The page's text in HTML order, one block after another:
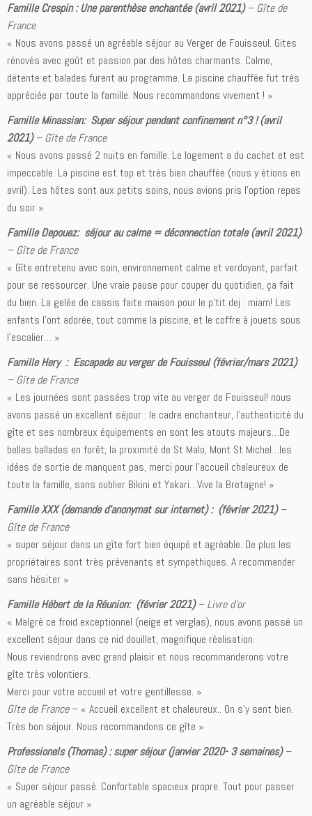
Famille Crespin : Une parenthèse enchantée (avril 2021)– Gîte de
France
« Nous avons passé un agréable séjour au Verger de Fouisseul. Gites
rénovés avec goût et passion par des hôtes charmants. Calme,
détente et balades furent au programme. La piscine chauffée fut très
appréciée par toute la famille. Nous recommandons vivement ! »
Famille Minassian: Super séjour pendant confinement n°3 ! (avril
2021)– Gîte de France
« Nous avons passé 2 nuits en famille. Le logement a du cachet et est
impeccable. La piscine est top et très bien chauffée (nous y étions en
avril). Les hôtes sont aux petits soins, nous avions pris l’option repas
du soir »
Famille Depouez: séjour au calme = déconnection totale (avril 2021)
– Gîte de France
« Gîte entretenu avec soin, environnement calme et verdoyant, parfait
pour se ressourcer. Une vraie pause pour couper du quotidien, ça fait
du bien. La gelée de cassis faite maison pour le p’tit dej : miam! Les
enfants l’ont adorée, tout comme la piscine, et le coffre à jouets sous
l’escalier… »
Famille Hery : Escapade au verger de Fouisseul (février/mars 2021)
– Gîte de France
« Les journées sont passées trop vite au verger de Fouisseul! nous
avons passé un excellent séjour : le cadre enchanteur, l’authenticité du
gîte et ses nombreux équipements en sont les atouts majeurs…De
belles ballades en forêt, la proximité de St Malo, Mont St Michel…les
idées de sortie de manquent pas, merci pour l’accueil chaleureux de
toute la famille, sans oublier Bikini et Yakari…Vive la Bretagne! »
Famille XXX (demande d’anonymat sur internet) : (février 2021)–
Gîte de France
« super séjour dans un gîte fort bien équipé et agréable. De plus les
propriétaires sont très prévenants et sympathiques. A recommander
sans hésiter »
Famille Hébert de la Réunion: (février 2021)– Livre d’or
« Malgré ce froid exceptionnel (neige et verglas), nous avons passé un
excellent séjour dans ce nid douillet, magnifique réalisation.
Nous reviendrons avec grand plaisir et nous recommanderons votre
gîte très volontiers.
Merci pour votre accueil et votre gentillesse. »
Gîte de France– « Accueil excellent et chaleureux.. On s’y sent bien.
Très bon séjour. Nous recommandons ce gîte »
Professionels (Thomas) : super séjour (janvier 2020- 3 semaines)–
Gîte de France
« Super séjour passé. Confortable spacieux propre. Tout pour passer
un agréable séjour »